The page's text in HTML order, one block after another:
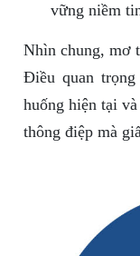
vững niềm
Nhìn chung, mơ
Điều quan
huống hiện tại
thông điệp mà